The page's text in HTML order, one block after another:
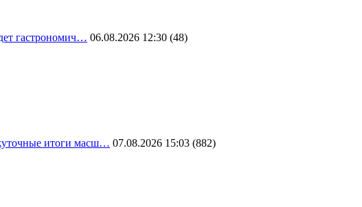
гастрономич… 06.08.2026 12:30 (48)
итоги масш… 07.08.2026 15:03 (882)